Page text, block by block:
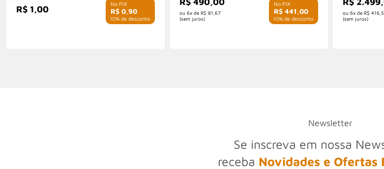
R$ 0,90
com 10% de desconto
R$ 1,00 R$ 441,00
com 10% de desconto
6x deR$ 81,67
(sem juros)
6x de R$
(sem juros)
Newsletter
Se inscreva em nossa
receba Novidades e Ofertas